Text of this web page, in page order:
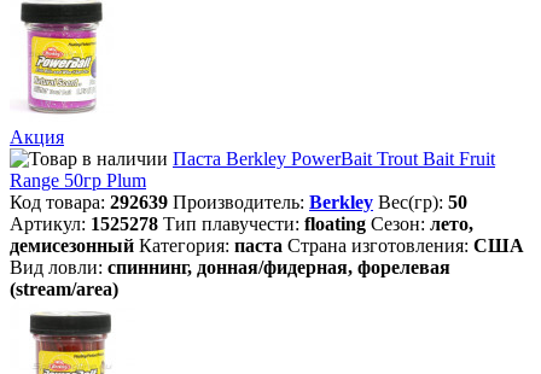
Акция
Паста Berkley PowerBait Trout Bait Fruit
Range 50гр Plum
Код товара: 292639 Производитель: Berkley Вес(гр): 50
Артикул: 1525278 Тип плавучести: floating Сезон: лето,
демисезонный Категория: паста Страна изготовления: США
Вид ловли: спиннинг, донная/фидерная, форелевая
(stream/area)